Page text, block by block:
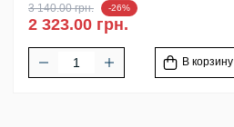
3 140.00 грн. -26%
2 323.00 грн.
В корзину